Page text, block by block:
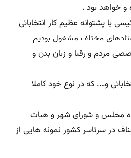
و خواهد بود .
با پشتوانه عظیم کار انتخاباتی
مختلف مشغول بودیم
مردم و رقبا و زبان بدن و
و…. که در نوع خود کاملا
مجلس و شورای شهر و هیات
در سرتاسر کشور نمونه هایی از